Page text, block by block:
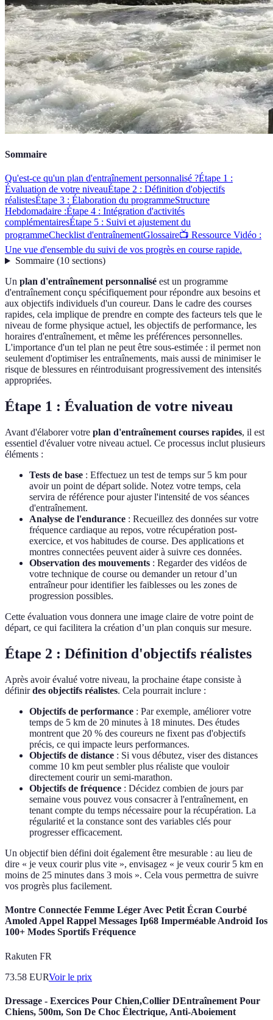
Sommaire
Qu'est-ce qu'un plan d'entraînement personnalisé ?Étape 1 :
Évaluation de votre niveauÉtape 2 : Définition d'objectifs
réalistesÉtape 3 : Élaboration du programmeStructure
Hebdomadaire :Étape 4 : Intégration d'activités
complémentairesÉtape 5 : Suivi et ajustement du
programmeChecklist d'entraînementGlossaire📺 Ressource Vidéo :
Une vue d'ensemble du suivi de vos progrès en course rapide.
Sommaire(10 sections)
Un plan d'entraînement personnalisé est un programme
d'entraînement conçu spécifiquement pour répondre aux besoins et
aux objectifs individuels d'un coureur. Dans le cadre des courses
rapides, cela implique de prendre en compte des facteurs tels que le
niveau de forme physique actuel, les objectifs de performance, les
horaires d'entraînement, et même les préférences personnelles.
L'importance d'un tel plan ne peut être sous-estimée : il permet non
seulement d'optimiser les entraînements, mais aussi de minimiser le
risque de blessures en réintroduisant progressivement des intensités
appropriées.
Étape 1 : Évaluation de votre niveau
Avant d'élaborer votre plan d'entraînement courses rapides, il est
essentiel d'évaluer votre niveau actuel. Ce processus inclut plusieurs
éléments :
Tests de base : Effectuez un test de temps sur 5 km pour
avoir un point de départ solide. Notez votre temps, cela
servira de référence pour ajuster l'intensité de vos séances
d'entraînement.
Analyse de l'endurance : Recueillez des données sur votre
fréquence cardiaque au repos, votre récupération post-
exercice, et vos habitudes de course. Des applications et
montres connectées peuvent aider à suivre ces données.
Observation des mouvements : Regarder des vidéos de
votre technique de course ou demander un retour d’un
entraîneur pour identifier les faiblesses ou les zones de
progression possibles.
Cette évaluation vous donnera une image claire de votre point de
départ, ce qui facilitera la création d’un plan conquis sur mesure.
Étape 2 : Définition d'objectifs réalistes
Après avoir évalué votre niveau, la prochaine étape consiste à
définirdes objectifs réalistes. Cela pourrait inclure :
Objectifs de performance : Par exemple, améliorer votre
temps de 5 km de 20 minutes à 18 minutes. Des études
montrent que 20 % des coureurs ne fixent pas d'objectifs
précis, ce qui impacte leurs performances.
Objectifs de distance : Si vous débutez, viser des distances
comme 10 km peut sembler plus réaliste que vouloir
directement courir un semi-marathon.
Objectifs de fréquence : Décidez combien de jours par
semaine vous pouvez vous consacrer à l'entraînement, en
tenant compte du temps nécessaire pour la récupération. La
régularité et la constance sont des variables clés pour
progresser efficacement.
Un objectif bien défini doit également être mesurable : au lieu de
dire « je veux courir plus vite », envisagez « je veux courir 5 km en
moins de 25 minutes dans 3 mois ». Cela vous permettra de suivre
vos progrès plus facilement.
Montre Connectée Femme Léger Avec Petit Écran Courbé
Amoled Appel Rappel Messages Ip68 Imperméable Android Ios
100+ Modes Sportifs Fréquence
Rakuten FR
73.58 EURVoir le prix
Dressage - Exercices Pour Chien,Collier DEntraînement Pour
Chiens, 500m, Son De Choc Électrique, Anti-Aboiement